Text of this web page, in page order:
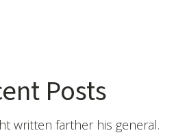
Posts
written farther his general.